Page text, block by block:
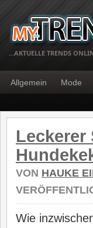
…AKTUELLE TRENDS
Allgemein Mode
Leckerer
VON HAUKE
Wie